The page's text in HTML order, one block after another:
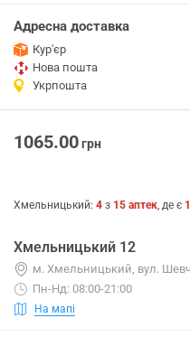
Адресна доставка
Кур'єр
Нова пошта
Укрпошта
1065.00грн
Хмельницький: 4 з 15 аптек, де є 1
Хмельницький 12
м. Хмельницький, вул.
Пн-Нд: 08:00-21:00
На мапі